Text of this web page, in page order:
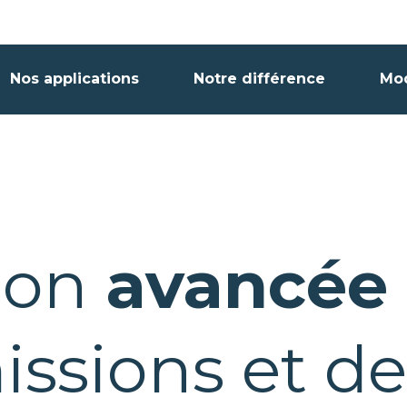
Nos applications Notre différence
avancée
et